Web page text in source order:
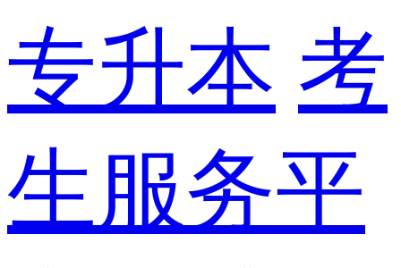
专升本 考
生服务平